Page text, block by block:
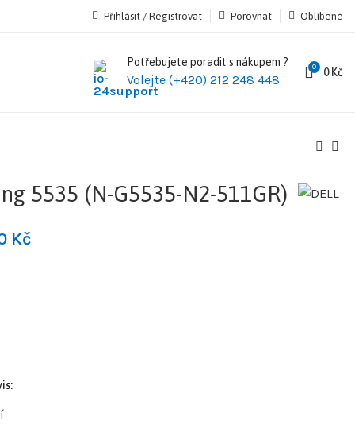
Přihlásit / Registrovat Porovnat Oblíbené
Potřebujete poradit s nákupem ?
Volejte (+420) 212 248 448
0 0 Kč
5535 (N-G5535-N2-511GR)
Kč